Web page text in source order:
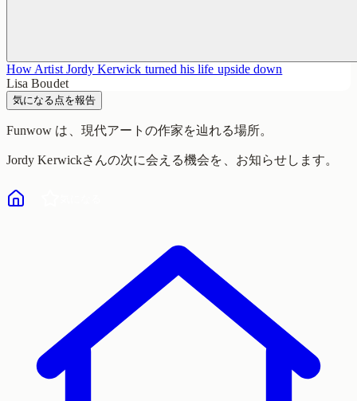
How Artist Jordy Kerwick turned his life upside down
Lisa Boudet
気になる点を報告
Funwow は、現代アートの作家を辿れる場所。
Jordy Kerwickさんの次に会える機会を、お知らせします。